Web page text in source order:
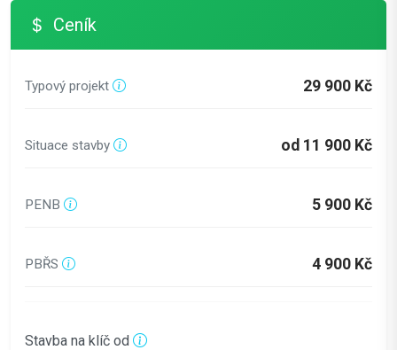
Ceník
Typový projekt 29 900 Kč
Situace stavby od 11 900 Kč
PENB 5 900 Kč
PBŘS 4 900 Kč
Stavba na klíč od